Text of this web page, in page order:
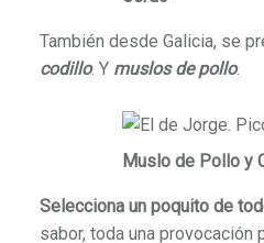
También desde Galicia, se
codillo. Y muslos de pollo.
Muslo de Pollo y
Selecciona un poquito de
sabor, toda una provocación